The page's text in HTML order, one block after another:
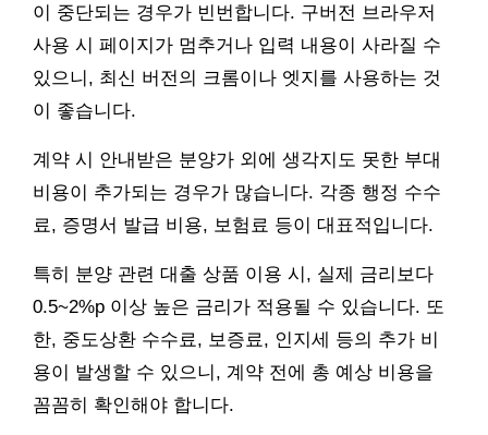
이 중단되는 경우가 빈번합니다. 구버전 브라우저
사용 시 페이지가 멈추거나 입력 내용이 사라질 수
있으니, 최신 버전의 크롬이나 엣지를 사용하는 것
이 좋습니다.
계약 시 안내받은 분양가 외에 생각지도 못한 부대
비용이 추가되는 경우가 많습니다. 각종 행정 수수
료, 증명서 발급 비용, 보험료 등이 대표적입니다.
특히 분양 관련 대출 상품 이용 시, 실제 금리보다
0.5~2%p 이상 높은 금리가 적용될 수 있습니다. 또
한, 중도상환 수수료, 보증료, 인지세 등의 추가 비
용이 발생할 수 있으니, 계약 전에 총 예상 비용을
꼼꼼히 확인해야 합니다.